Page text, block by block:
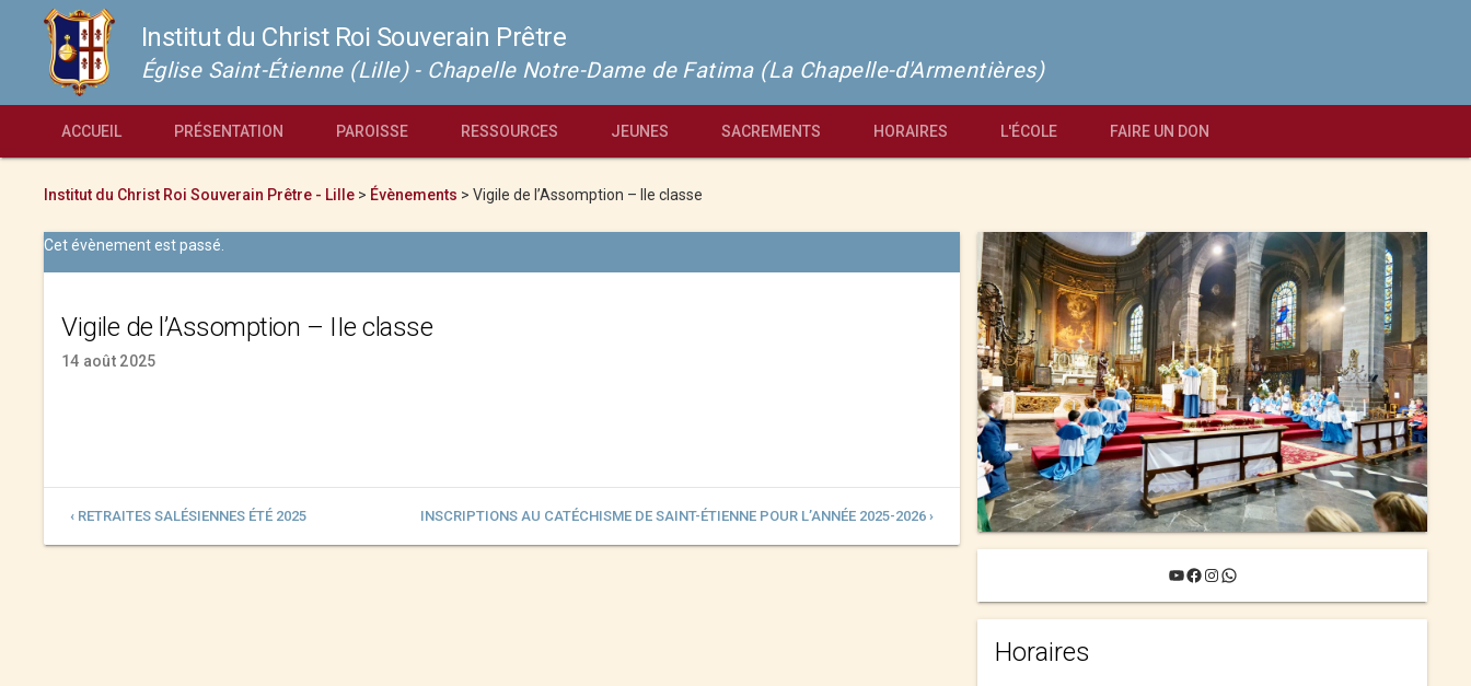
Institut du Christ Roi Souverain Prêtre
Église Saint-Étienne (Lille) - Chapelle Notre-Dame de Fatima (La Chapelle-d'Armentières)
ACCUEIL PRÉSENTATION PAROISSE RESSOURCES JEUNES SACREMENTS HORAIRES L'ÉCOLE FAIRE UN DON
Institut du Christ Roi Souverain Prêtre - Lille > Évènements > Vigile de l’Assomption – IIe classe
Cet évènement est passé.
Vigile de l’Assomption – IIe classe
14 août 2025
‹ RETRAITES SALÉSIENNES ÉTÉ 2025 INSCRIPTIONS AU CATÉCHISME DE SAINT-ÉTIENNE POUR L’ANNÉE 2025-2026 ›
YouTube
Facebook
Instagram
WhatsApp
Horaires